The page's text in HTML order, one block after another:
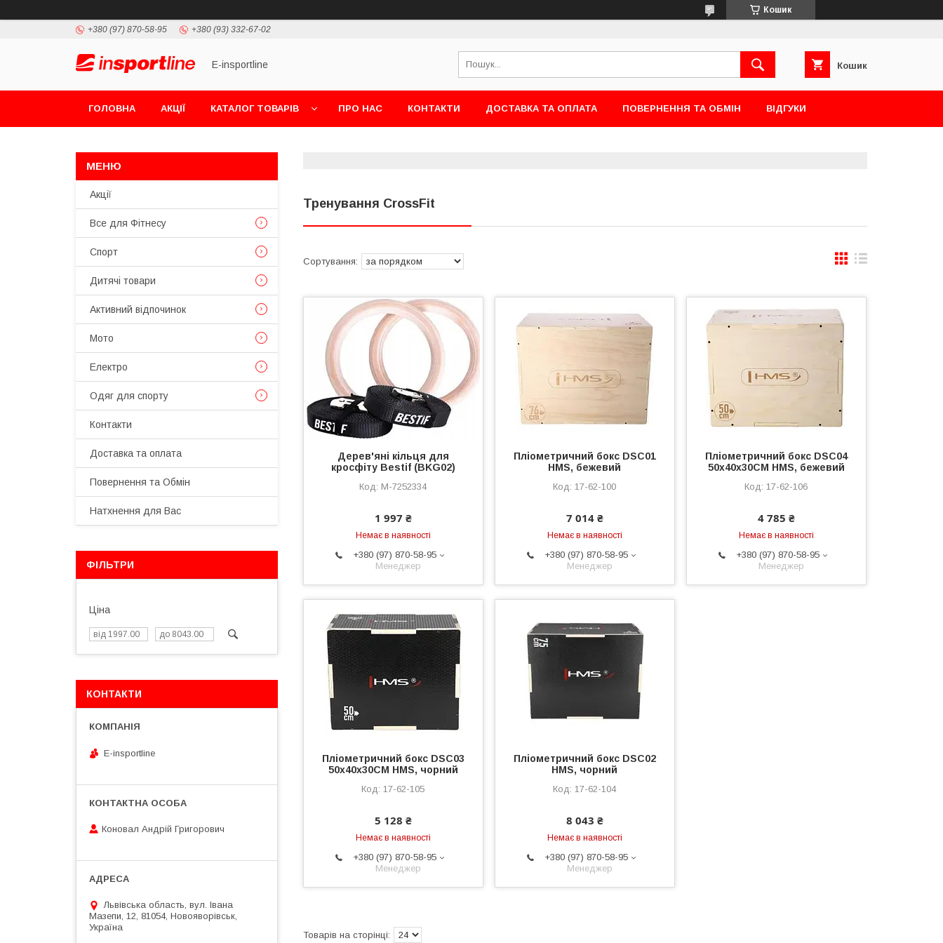
Кошик
+380 (97) 870-58-95 +380 (93) 332-67-02
E-insportline Кошик
ГОЛОВНА АКЦІЇ КАТАЛОГ ТОВАРІВ ПРО НАС КОНТАКТИ ДОСТАВКА ТА ОПЛАТА ПОВЕРНЕННЯ ТА ОБМІН ВІДГУКИ
Тренування CrossFit
Дерев'яні кільця для
кросфіту Bestif (BKG02)
M-7252334
1 997 ₴
Немає в наявності
+380 (97) 870-58-95
Менеджер
Пліометричний бокс DSC01
HMS, бежевий
17-62-100
7 014 ₴
Немає в наявності
+380 (97) 870-58-95
Менеджер
Пліометричний бокс DSC04
50x40x30CM HMS, бежевий
17-62-106
4 785 ₴
Немає в наявності
+380 (97) 870-58-95
Менеджер
Пліометричний бокс DSC03
50x40x30CM HMS, чорний
17-62-105
5 128 ₴
Немає в наявності
+380 (97) 870-58-95
Менеджер
Пліометричний бокс DSC02
HMS, чорний
17-62-104
8 043 ₴
Немає в наявності
+380 (97) 870-58-95
Менеджер
Акції
Все для Фітнесу
Спорт
Дитячі товари
Активний відпочинок
Мото
Електро
Одяг для спорту
Контакти
Доставка та оплата
Повернення та Обмін
Натхнення для Вас
ФІЛЬТРИ
Ціна
КОНТАКТИ
E-insportline
Коновал Андрій Григорович
Львівська область, вул. Івана
Мазепи, 12, 81054, Новояворівськ,
Україна